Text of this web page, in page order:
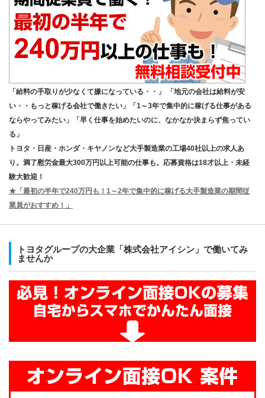
「給料の手取りが少なくて嫌になっている・・」 「地元の会社は給料が安
い・・もっと稼げる会社で働きたい」「1～3年で集中的に稼げる仕事がある
ならやってみたい」「早く仕事を始めたいのに、なかなか決まらず焦ってい
る」
トヨタ・日産・ホンダ・キヤノンなど大手製造業の工場40社以上の求人あ
り。満了慰労金最大300万円以上可能の仕事も。応募資格は18才以上・未経
験大歓迎！
★「最初の半年で240万円も！1～2年で集中的に稼げる大手製造業の期間従
業員がおすすめ！」
トヨタグループの大企業「株式会社アイシン」で働いてみ
ませんか